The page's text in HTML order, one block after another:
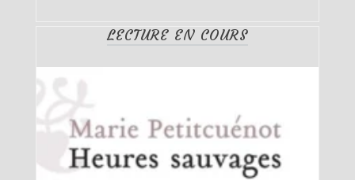
LECTURE EN COURS